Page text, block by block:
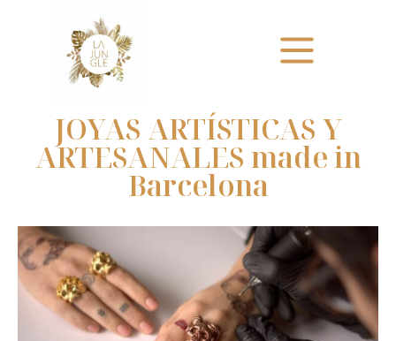
JOYAS ARTÍSTICAS Y
ARTESANALES made in
Barcelona